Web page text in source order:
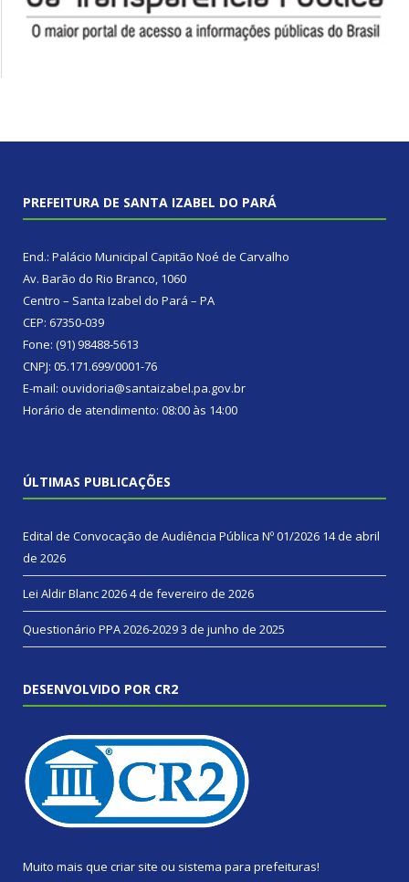
PREFEITURA DE SANTA IZABEL DO PARÁ
End.: Palácio Municipal Capitão Noé de Carvalho
Av. Barão do Rio Branco, 1060
Centro – Santa Izabel do Pará – PA
CEP: 67350-039
Fone: (91) 98488-5613
CNPJ: 05.171.699/0001-76
E-mail: ouvidoria@santaizabel.pa.gov.br
Horário de atendimento: 08:00 às 14:00
ÚLTIMAS PUBLICAÇÕES
Edital de Convocação de Audiência Pública Nº 01/2026 14 de abril
de 2026
Lei Aldir Blanc 20264 de fevereiro de 2026
Questionário PPA 2026-20293 de junho de 2025
DESENVOLVIDO POR CR2
Muito mais que criar site ou sistema para prefeituras!